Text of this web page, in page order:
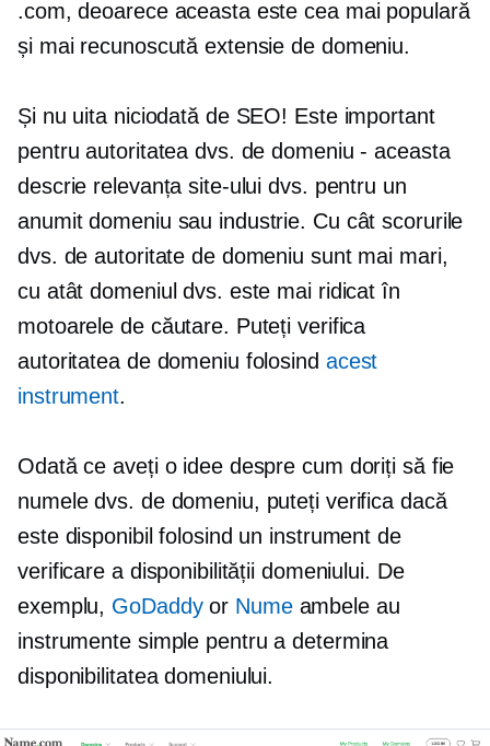
.com, deoarece aceasta este cea mai populară
și mai recunoscută extensie de domeniu.
Și nu uita niciodată de SEO! Este important
pentru autoritatea dvs. de domeniu - aceasta
descrie relevanța site-ului dvs. pentru un
anumit domeniu sau industrie. Cu cât scorurile
dvs. de autoritate de domeniu sunt mai mari,
cu atât domeniul dvs. este mai ridicat în
motoarele de căutare. Puteți verifica
autoritatea de domeniu folosind acest
instrument.
Odată ce aveți o idee despre cum doriți să fie
numele dvs. de domeniu, puteți verifica dacă
este disponibil folosind un instrument de
verificare a disponibilității domeniului. De
exemplu, GoDaddyor Numeambele au
instrumente simple pentru a determina
disponibilitatea domeniului.